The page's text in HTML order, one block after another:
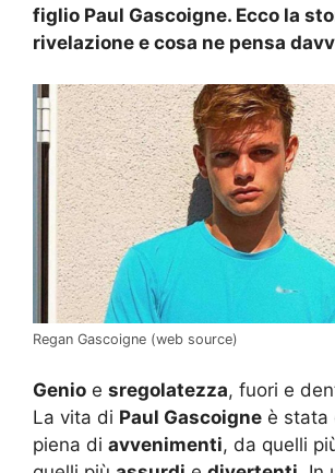
figlio Paul Gascoigne. Ecco la
rivelazione e cosa ne pensa
Regan Gascoigne (web source)
Genio e sregolatezza, fuori e
La vita di Paul Gascoigne è stata
piena di avvenimenti, da quelli